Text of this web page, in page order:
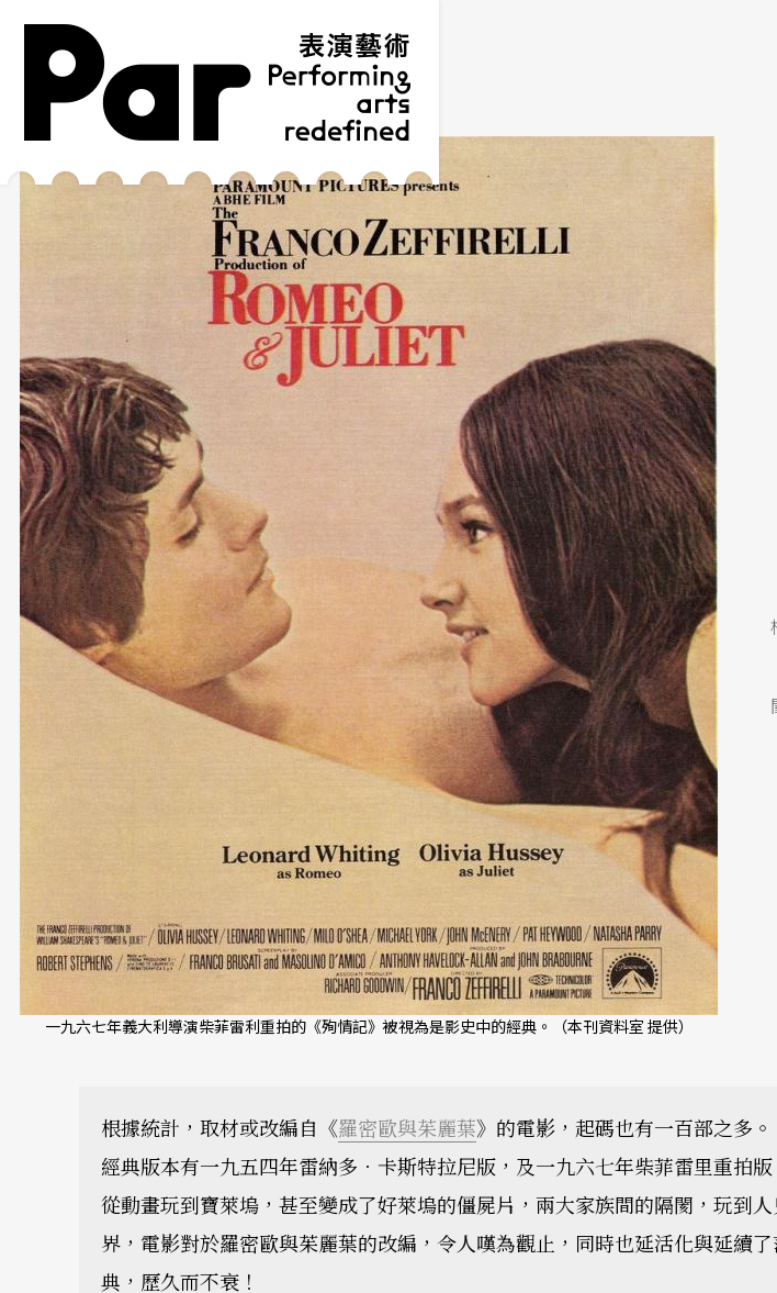
跳到主要內容區塊
網站導覽
一九六七年義大利導演柴菲雷利重拍的《殉情記》被視為是影史中的經典。（本刊資料室 提供）
根據統計，取材或改編自《羅密歐與茱麗葉》的電影，起碼也有一百部之多
經典版本有一九五四年雷納多．卡斯特拉尼版，及一九六七年柴菲雷里重拍
從動畫玩到寶萊塢，甚至變成了好萊塢的僵屍片，兩大家族間的隔閡，玩到
界，電影對於羅密歐與茱麗葉的改編，令人嘆為觀止，同時也延活化與延續
典，歷久而不衰！